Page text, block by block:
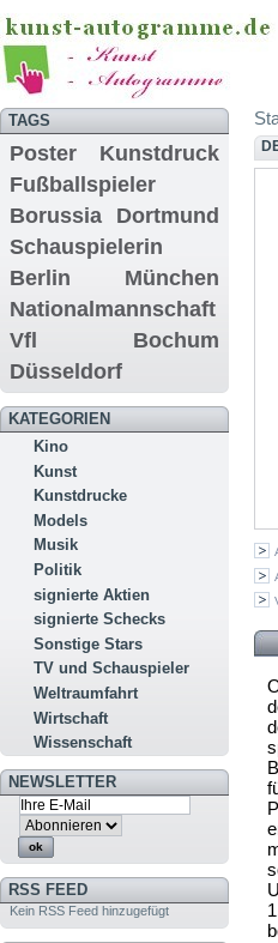
TAGS
Poster
Kunstdruck
Fußballspieler
Borussia Dortmund
Schauspielerin
Berlin
München
Nationalmannschaft
Vfl Bochum
Düsseldorf
KATEGORIEN
Kino
Kunst
Kunstdrucke
Models
Musik
Politik
signierte Aktien
signierte Schecks
Sonstige Stars
TV und Schauspieler
Weltraumfahrt
Wirtschaft
Wissenschaft
NEWSLETTER
RSS FEED
Kein RSS Feed hinzugefügt